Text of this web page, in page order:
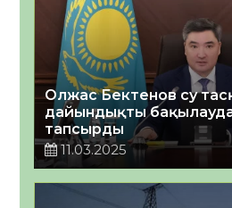
Олжас Бектенов су
дайындықты
тапсырды
11.03.2025